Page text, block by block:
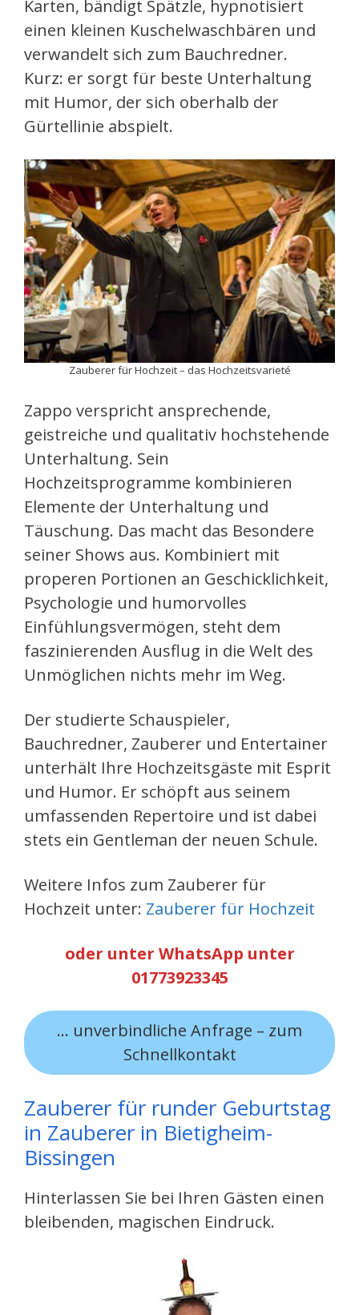
Karten, bändigt Spätzle, hypnotisiert
einen kleinen Kuschelwaschbären und
verwandelt sich zum Bauchredner.
Kurz: er sorgt für beste Unterhaltung
mit Humor, der sich oberhalb der
Gürtellinie abspielt.
Zauberer für Hochzeit – das Hochzeitsvarieté
Zappo verspricht ansprechende,
geistreiche und qualitativ hochstehende
Unterhaltung. Sein
Hochzeitsprogramme kombinieren
Elemente der Unterhaltung und
Täuschung. Das macht das Besondere
seiner Shows aus. Kombiniert mit
properen Portionen an Geschicklichkeit,
Psychologie und humorvolles
Einfühlungsvermögen, steht dem
faszinierenden Ausflug in die Welt des
Unmöglichen nichts mehr im Weg.
Der studierte Schauspieler,
Bauchredner, Zauberer und Entertainer
unterhält Ihre Hochzeitsgäste mit Esprit
und Humor. Er schöpft aus seinem
umfassenden Repertoire und ist dabei
stets ein Gentleman der neuen Schule.
Weitere Infos zum Zauberer für
Hochzeit unter: Zauberer für Hochzeit
oder unter WhatsApp unter
01773923345
… unverbindliche Anfrage – zum
Schnellkontakt
Zauberer für runder Geburtstag
in Zauberer in Bietigheim-
Bissingen
Hinterlassen Sie bei Ihren Gästen einen
bleibenden, magischen Eindruck.